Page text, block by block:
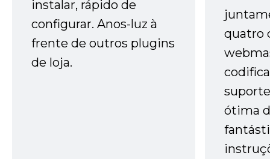
instalar, rápido de
configurar. Anos-luz à
frente de outros plugins
de loja.
quatro
ótima